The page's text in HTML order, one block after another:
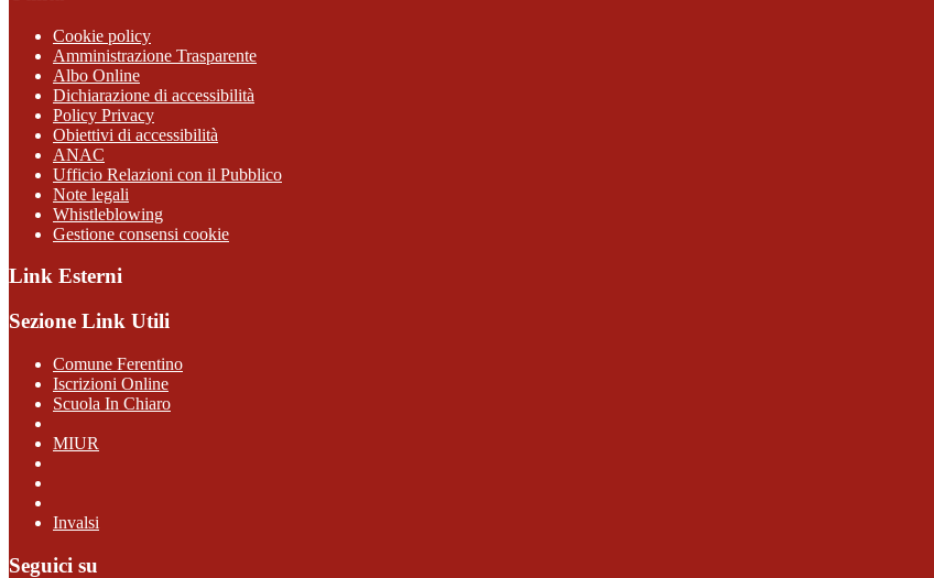
Cookie policy
Amministrazione Trasparente
Albo Online
Dichiarazione di accessibilità
Policy Privacy
Obiettivi di accessibilità
ANAC
Ufficio Relazioni con il Pubblico
Note legali
Whistleblowing
Gestione consensi cookie
Link Esterni
Sezione Link Utili
Comune Ferentino
Iscrizioni Online
Scuola In Chiaro
MIUR
Invalsi
Seguici su